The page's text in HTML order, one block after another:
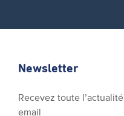
Newsletter
Recevez toute
email